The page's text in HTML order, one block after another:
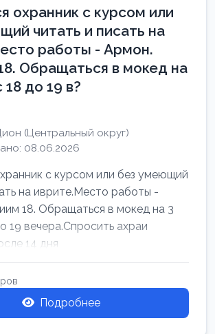
охранник с курсом или
читать и писать на
работы - Армон.
Обращаться в мокед на
до 19 в?
(Центральный округ)
08.06.2026
с курсом или без умеющий
на иврите.Место работы -
18. Обращаться в мокед на 3
19 вечера.Спросить ахраи
14 дня
Подробнее